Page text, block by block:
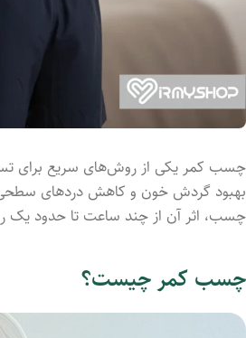
چسب کمر یکی از روش‌های سریع برای
چسب، اثر آن از چند ساعت تا حدود یک
چسب کمر چیست؟